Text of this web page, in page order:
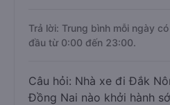
Trả lời: Trung bình mỗi ngày
đầu từ 0:00 đến 23:00.
Câu hỏi: Nhà xe đi Đắk
Đồng Nai nào khởi hành